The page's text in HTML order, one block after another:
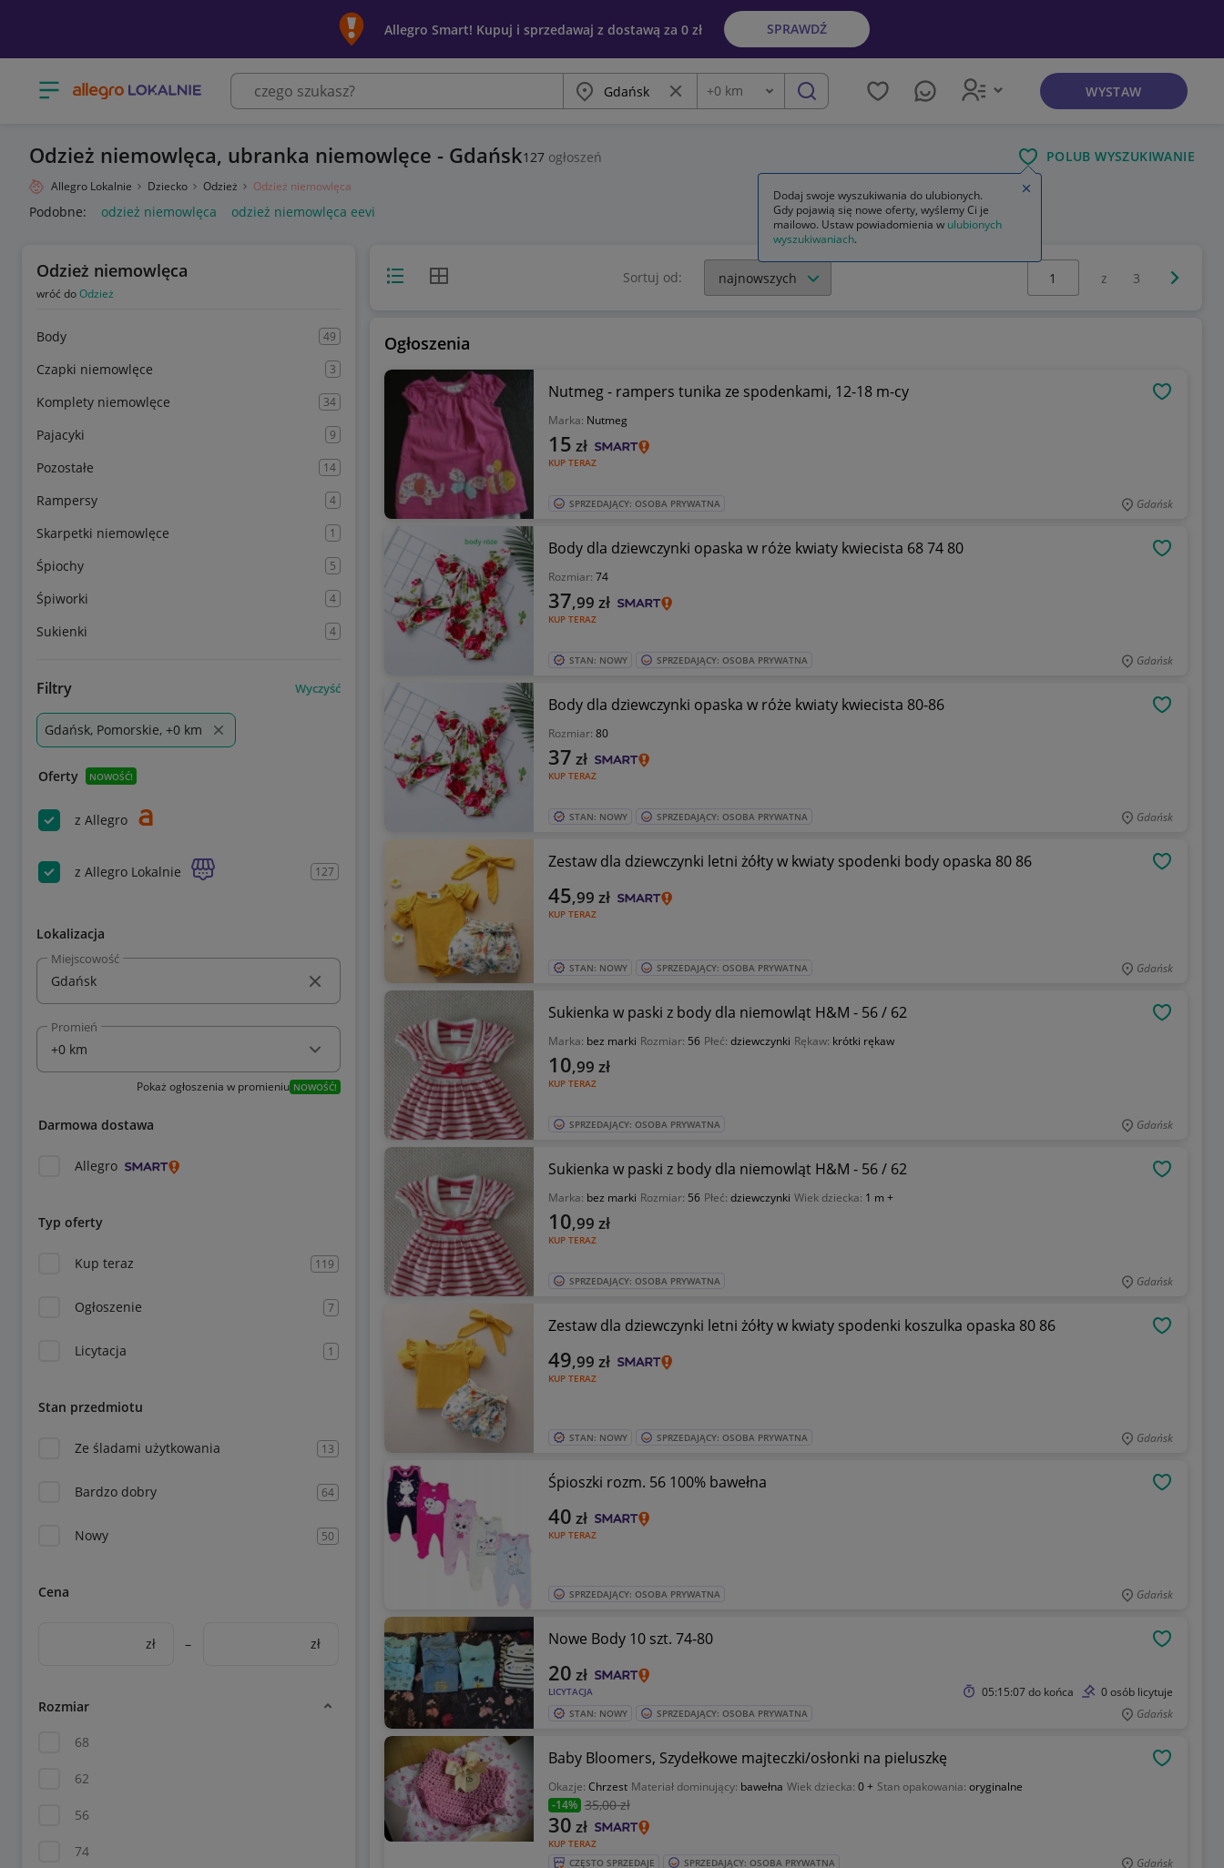
Allegro Smart! Kupuj i sprzedawaj z dostawą za 0 zł SPRAWDŹ
Otwórz menu z kategoriami Miasto Wyczyść frazę
Odległość
+0 km szukaj WYSTAW
Odzież niemowlęca, ubranka niemowlęce - Gdańsk127 ogłoszeń POLUB WYSZUKIWANIE
Allegro Lokalnie Dziecko Odzież Odzież niemowlęca
Podobne: odzież niemowlęca odzież niemowlęca eevi
Odzież niemowlęca
wróć doOdzież
Body 49
Czapki niemowlęce 3
Komplety niemowlęce 34
Pajacyki 9
Pozostałe 14
Rampersy 4
Skarpetki niemowlęce 1
Śpiochy 5
Śpiworki 4
Sukienki 4
Filtry Wyczyść
Gdańsk, Pomorskie, +0 km
Oferty NOWOŚĆ!
z Allegro
z Allegro Lokalnie 127
Lokalizacja
Miejscowość
Promień
Pokaż ogłoszenia w promieniu NOWOŚĆ!
Darmowa dostawa
Allegro
Typ oferty
Kup teraz 119
Ogłoszenie 7
Licytacja 1
Stan przedmiotu
Ze śladami użytkowania 13
Bardzo dobry 64
Nowy 50
Cena
zł – zł
Rozmiar
68
62
56
74
Widok listyWidok siatki Sortuj od:
Wybierz stronę:
z 3
Ogłoszenia
Nutmeg - rampers tunika ze spodenkami, 12-18 m-cy
Marka: Nutmeg
KUP TERAZ
15 zł
SPRZEDAJĄCY: OSOBA PRYWATNA Gdańsk
Body dla dziewczynki opaska w róże kwiaty kwiecista 68 74 80
Rozmiar: 74
KUP TERAZ
37,99 zł
STAN: NOWY SPRZEDAJĄCY: OSOBA PRYWATNA Gdańsk
Body dla dziewczynki opaska w róże kwiaty kwiecista 80-86
Rozmiar: 80
KUP TERAZ
37 zł
STAN: NOWY SPRZEDAJĄCY: OSOBA PRYWATNA Gdańsk
Zestaw dla dziewczynki letni żółty w kwiaty spodenki body opaska 80 86
KUP TERAZ
45,99 zł
STAN: NOWY SPRZEDAJĄCY: OSOBA PRYWATNA Gdańsk
Sukienka w paski z body dla niemowląt H&M - 56 / 62
Marka: bez marki Rozmiar: 56 Płeć: dziewczynki Rękaw: krótki rękaw
KUP TERAZ
10,99 zł
SPRZEDAJĄCY: OSOBA PRYWATNA Gdańsk
Sukienka w paski z body dla niemowląt H&M - 56 / 62
Marka: bez marki Rozmiar: 56 Płeć: dziewczynki Wiek dziecka: 1 m +
KUP TERAZ
10,99 zł
SPRZEDAJĄCY: OSOBA PRYWATNA Gdańsk
Zestaw dla dziewczynki letni żółty w kwiaty spodenki koszulka opaska 80 86
KUP TERAZ
49,99 zł
STAN: NOWY SPRZEDAJĄCY: OSOBA PRYWATNA Gdańsk
Śpioszki rozm. 56 100% bawełna
KUP TERAZ
40 zł
SPRZEDAJĄCY: OSOBA PRYWATNA Gdańsk
Nowe Body 10 szt. 74-80
LICYTACJA
20 zł
05:15:07do końca 0 osób licytuje
STAN: NOWY SPRZEDAJĄCY: OSOBA PRYWATNA Gdańsk
Baby Bloomers, Szydełkowe majteczki/osłonki na pieluszkę
Okazje: Chrzest Materiał dominujący: bawełna Wiek dziecka: 0 + Stan opakowania: oryginalne
-14% 35,00 zł
KUP TERAZ
30 zł
CZĘSTO SPRZEDAJE SPRZEDAJĄCY: OSOBA PRYWATNA Gdańsk
Dodaj swoje wyszukiwania do ulubionych.
Gdy pojawią się nowe oferty, wyślemy Ci je
mailowo. Ustaw powiadomienia w ulubionych
wyszukiwaniach.
Zamknij wskazówkę